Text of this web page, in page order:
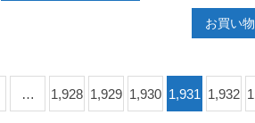
お買い
… 1,928 1,929 1,930 1,931 1,932